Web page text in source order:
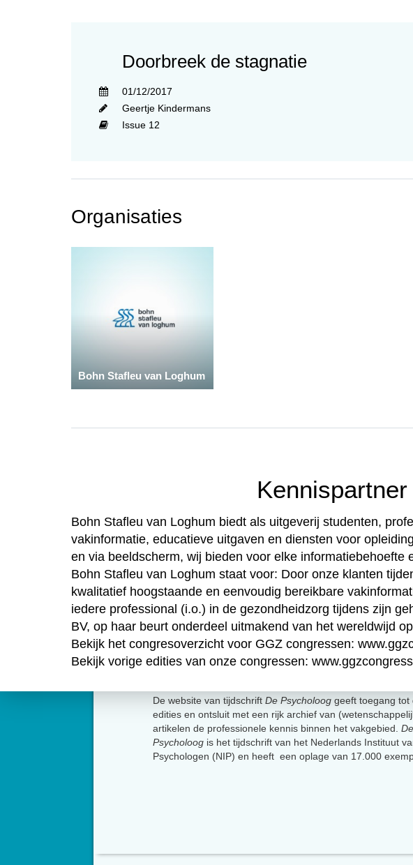
Doorbreek de stagnatie
01/12/2017
Geertje Kindermans
Issue 12
Organisaties
Bohn Stafleu van Loghum
Bohn Stafleu van Loghum biedt als uitgeverij studenten,
vakinformatie, educatieve uitgaven en diensten voor
en via beeldscherm, wij bieden voor elke informatiebehoefte
Bohn Stafleu van Loghum staat voor: Door onze klanten
kwalitatief hoogstaande en eenvoudig bereikbare
iedere professional (i.o.) in de gezondheidzorg tijdens zijn
BV, op haar beurt onderdeel uitmakend van het wereldwijd
Bekijk het congresoverzicht voor GGZ congressen:
Bekijk vorige edities van onze congressen:
De website van tijdschrift De Psycholoog geeft toegang tot
edities en ontsluit met een rijk archief van
artikelen de professionele kennis binnen het vakgebied. De
Psycholoog is het tijdschrift van het Nederlands Instituut
Psychologen (NIP) en heeft een oplage van 17.000